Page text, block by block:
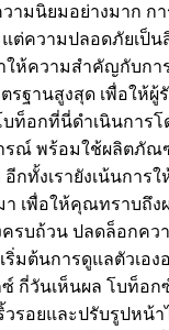
วามนิยมอย่างมาก ก
ต่ความปลอดภัยเป็น
าให้ความสำคัญกับก
รฐานสูงสุด เพื่อให้ผู้
ท็อกที่นี่ดำเนินการ
รณ์ พร้อมใช้ผลิตภัณ
กทั้งเรายังเน้นการ
า เพื่อให้คุณทราบถึ
ครบถ้วน ปลดล็อกคว
มต้นการดูแลตัวเอง
กี่วันเห็นผล โบท็อก
รอยและปรับรูปหน้า